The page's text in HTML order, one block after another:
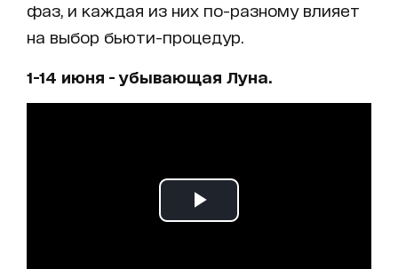
фаз, и каждая из них по-разному влияет
на выбор бьюти-процедур.
1-14 июня - убывающая Луна.